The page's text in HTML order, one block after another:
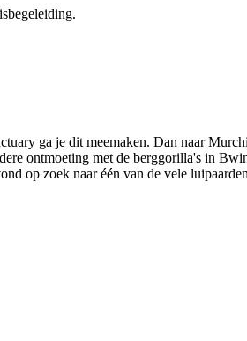
ga je dit meemaken. Dan naar
ontmoeting met de berggorilla's in
op zoek naar één van de vele